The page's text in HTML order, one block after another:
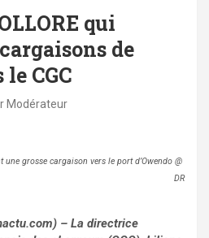
qui
de
le CGC
Modérateur
grosse cargaison vers le port d’Owendo @
DR
– La directrice